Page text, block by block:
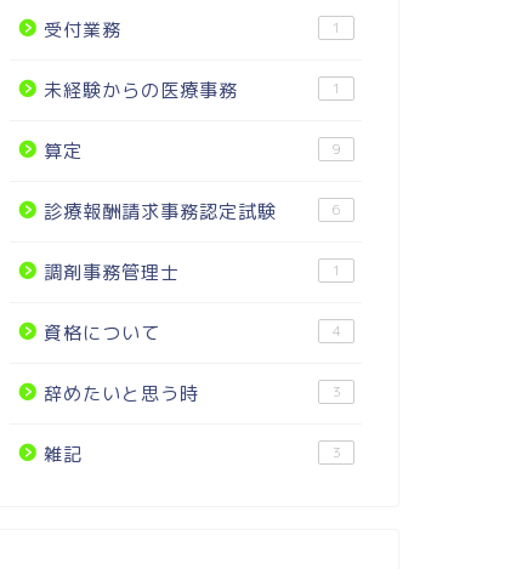
パソコンが苦手、医療事務員になれ
受付業務 1
未経験からの医療事務 1
算定 9
診療報酬請求事務認定試験 6
調剤事務管理士 1
資格について 4
辞めたいと思う時 3
雑記 3